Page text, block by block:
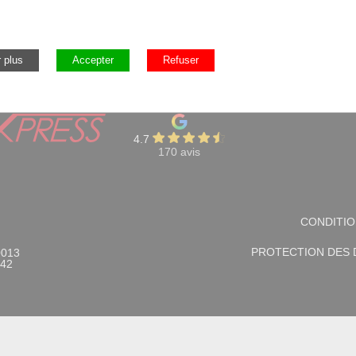
Nos outils Nos gicleurs fioul
4.7
170 avis
PROTECTION DES